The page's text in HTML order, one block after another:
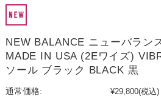
NEW BALANCE ニューバラン
MADE IN USA (2Eワイズ)
ソール ブラック BLACK 黒
通常価格: ¥29,800(税込)